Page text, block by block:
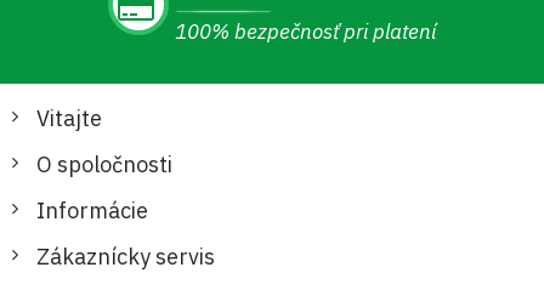
100% bezpečnosť pri platení
Vitajte
O spoločnosti
Informácie
Zákaznícky servis